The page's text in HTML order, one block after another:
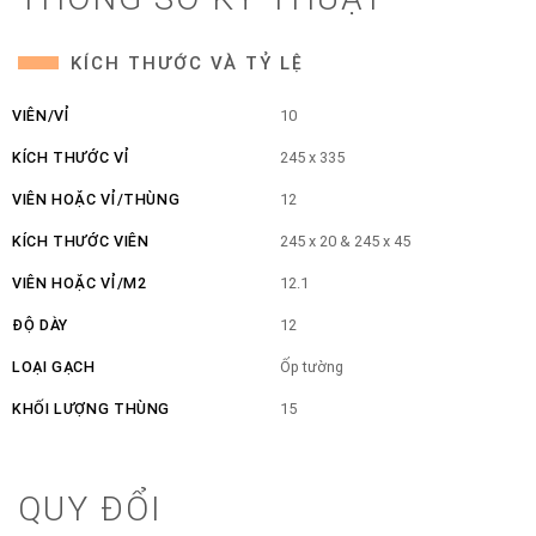
KÍCH THƯỚC VÀ TỶ LỆ
VIÊN/VỈ 10
KÍCH THƯỚC VỈ 245 x 335
VIÊN HOẶC VỈ/THÙNG 12
KÍCH THƯỚC VIÊN 245 x 20 & 245 x 45
VIÊN HOẶC VỈ/M2 12.1
ĐỘ DÀY 12
LOẠI GẠCH Ốp tường
KHỐI LƯỢNG THÙNG 15
QUY ĐỔI